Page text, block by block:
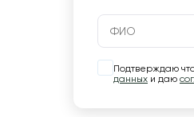
Подтверждаю
данных и даю